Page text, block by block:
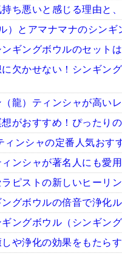
ち悪いと感じる理由と
）とアマナマナのシンギ
ギングボウルのセット
に欠かせない！シンギン
龍）ティンシャが高い
がおすすめ！ぴったり
ィンシャの定番人気おす
ンシャが著名人にも愛
ピストの新しいヒーリ
グボウルの倍音で浄化
ギングボウル（シンギン
や浄化の効果をもたら